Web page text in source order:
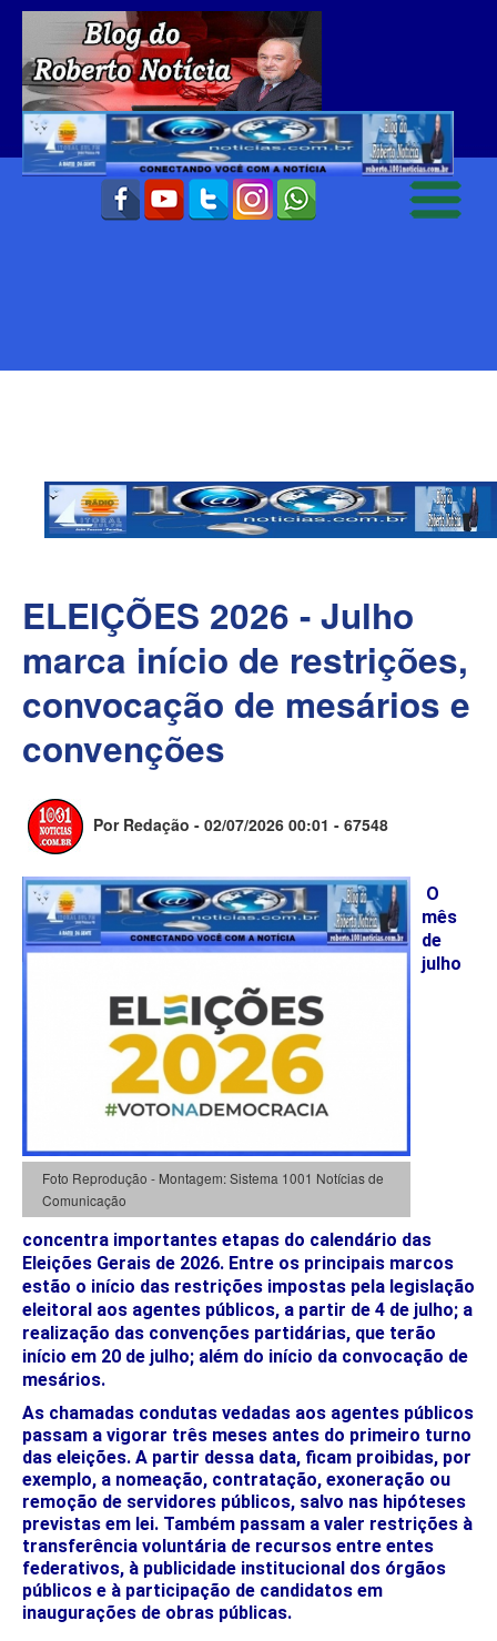
ELEIÇÕES 2026 - Julho
marca início de restrições,
convocação de mesários e
convenções
Por Redação - 02/07/2026 00:01 - 67548
Foto Reprodução - Montagem: Sistema 1001 Notícias de
Comunicação
O
mês
de
julho
concentra importantes etapas do calendário das
Eleições Gerais de 2026. Entre os principais marcos
estão o início das restrições impostas pela legislação
eleitoral aos agentes públicos, a partir de 4 de julho; a
realização das convenções partidárias, que terão
início em 20 de julho; além do início da convocação de
mesários.
As chamadas condutas vedadas aos agentes públicos
passam a vigorar três meses antes do primeiro turno
das eleições. A partir dessa data, ficam proibidas, por
exemplo, a nomeação, contratação, exoneração ou
remoção de servidores públicos, salvo nas hipóteses
previstas em lei. Também passam a valer restrições à
transferência voluntária de recursos entre entes
federativos, à publicidade institucional dos órgãos
públicos e à participação de candidatos em
inaugurações de obras públicas.